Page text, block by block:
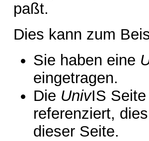
paßt.
Dies kann zum
Sie haben eine
eingetragen.
Die UnivIS
referenziert,
dieser Seite.